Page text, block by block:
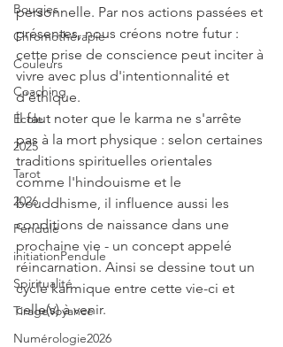
Bougies
Chromothérapie
Couleurs
Coaching
École
2025
Tarot
2026
Pendule
initiationPendule
Spiritualité
TirageVoyance
Numérologie2026
personnelle. Par nos actions passées et
présentes, nous créons notre futur :
cette prise de conscience peut inciter à
vivre avec plus d'intentionnalité et
d'éthique.
Il faut noter que le karma ne s'arrête
pas à la mort physique : selon certaines
traditions spirituelles orientales
comme l'hindouisme et le
bouddhisme, il influence aussi les
conditions de naissance dans une
prochaine vie - un concept appelé
réincarnation. Ainsi se dessine tout un
cycle karmique entre cette vie-ci et
celle(s) à venir.